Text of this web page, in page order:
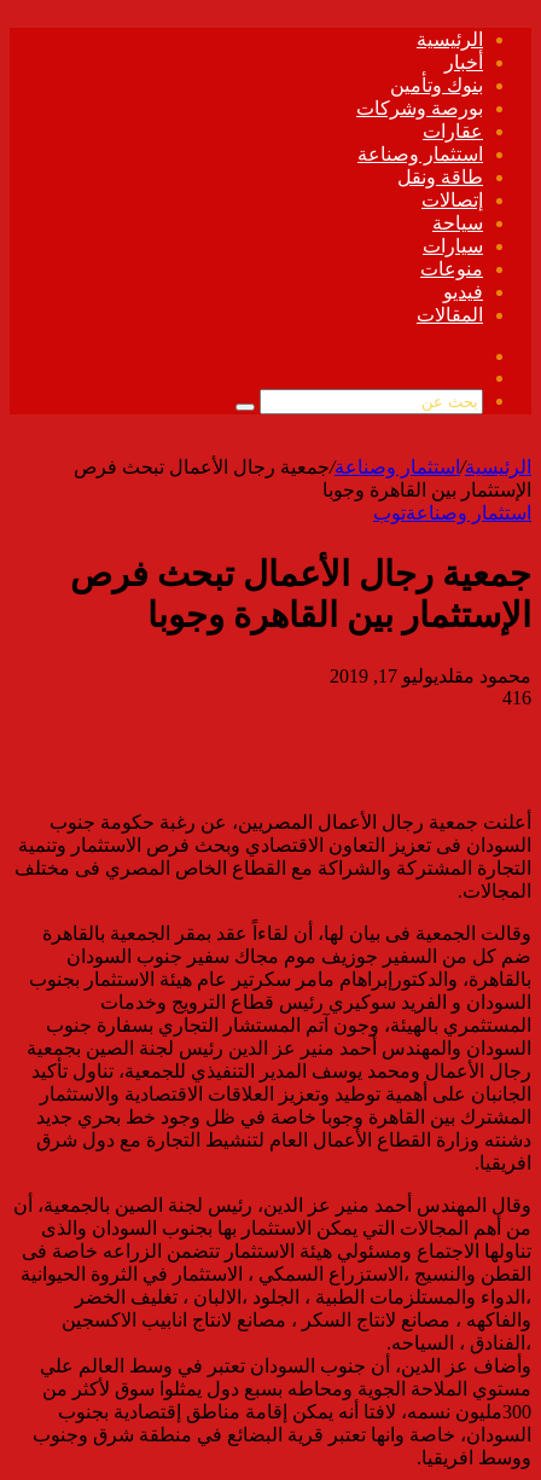
الرئيسية
أخبار
بنوك وتأمين
بورصة وشركات
عقارات
استثمار وصناعة
طاقة ونقل
إتصالات
سياحة
سيارات
منوعات
فيديو
المقالات
الموقع
بحث
الرئيسية/ استثمار وصناعة/جمعية رجال الأعمال تبحث فرص
الإستثمار بين القاهرة وجوبا
استثمار وصناعةتوب
جمعية رجال الأعمال تبحث فرص
الإستثمار بين القاهرة وجوبا
محمود مقلديوليو 17, 2019
416
أعلنت جمعية رجال الأعمال المصريين، عن رغبة حكومة جنوب
السودان فى تعزيز التعاون الاقتصادي وبحث فرص الاستثمار وتنمية
التجارة المشتركة والشراكة مع القطاع الخاص المصري فى مختلف
المجالات.
وقالت الجمعية فى بيان لها، أن لقاءاً عقد بمقر الجمعية بالقاهرة
ضم كل من السفير جوزيف موم مجاك سفير جنوب السودان
بالقاهرة، والدكتورإبراهام مامر سكرتير عام هيئة الاستثمار بجنوب
السودان و الفريد سوكيري رئيس قطاع الترويج وخدمات
المستثمري بالهيئة، وجون آتم المستشار التجاري بسفارة جنوب
السودان والمهندس أحمد منير عز الدين رئيس لجنة الصين بجمعية
رجال الأعمال ومحمد يوسف المدير التنفيذي للجمعية، تناول تأكيد
الجانبان على أهمية توطيد وتعزيز العلاقات الاقتصادية والاستثمار
المشترك بين القاهرة وجوبا خاصة في ظل وجود خط بحري جديد
دشنته وزارة القطاع الأعمال العام لتنشيط التجارة مع دول شرق
افريقيا.
وقال المهندس أحمد منير عز الدين، رئيس لجنة الصين بالجمعية، أن
من أهم المجالات التي يمكن الاستثمار بها بجنوب السودان والذى
تناولها الاجتماع ومسئولي هيئة الاستثمار تتضمن الزراعه خاصة فى
القطن والنسيج ،الاستزراع السمكي ، الاستثمار في الثروة الحيوانية
،الدواء والمستلزمات الطبية ، الجلود ،الالبان ، تغليف الخضر
والفاكهه ، مصانع لانتاج السكر ، مصانع لانتاج انابيب الاكسجين
،الفنادق ، السياحه.
وأضاف عز الدين، أن جنوب السودان تعتبر في وسط العالم علي
مستوي الملاحة الجوية ومحاطه بسبع دول يمثلوا سوق لأكثر من
300مليون نسمه، لافتا أنه يمكن إقامة مناطق إقتصادية بجنوب
السودان، خاصة وانها تعتبر قرية البضائع في منطقة شرق وجنوب
ووسط افريقيا.